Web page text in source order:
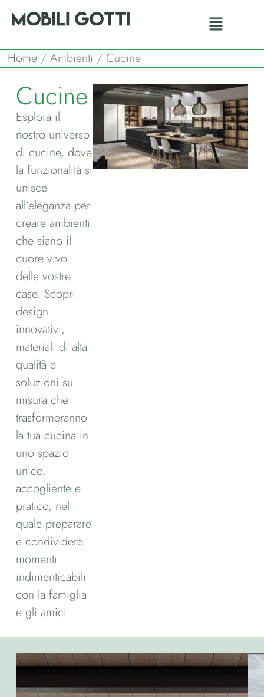
Home / Ambienti / Cucine
Cucine
Esplora il
nostro universo
di cucine, dove
la funzionalità si
unisce
all’eleganza per
creare ambienti
che siano il
cuore vivo
delle vostre
case. Scopri
design
innovativi,
materiali di alta
qualità e
soluzioni su
misura che
trasformeranno
la tua cucina in
uno spazio
unico,
accogliente e
pratico, nel
quale preparare
e condividere
momenti
indimenticabili
con la famiglia
e gli amici.